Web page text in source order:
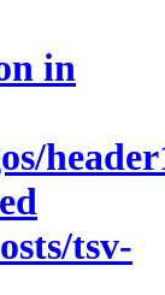
in
tsv-